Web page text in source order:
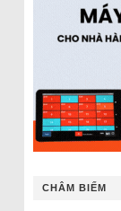
CHÂM BIẾM